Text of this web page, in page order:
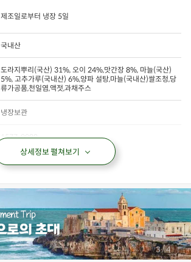
제조일로부터 냉장 5일
국내산
도라지뿌리(국산) 31%, 오이 24%,맛간장 8%, 마늘(국산)
5%, 고추가루(국내산) 6%,양파 설탕,마늘(국내산)쌀조청,당
류가공품,천일염,액젓,과채주스
냉장보관
1577-0098
상세정보 펼쳐보기
3/4